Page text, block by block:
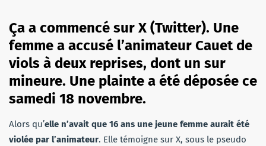
Ça a commencé sur X (Twitter). Une
femme a accusé l’animateur Cauet de
viols à deux reprises, dont un sur
mineure. Une plainte a été déposée ce
samedi 18 novembre.
Alors qu’elle n’avait que 16 ans une jeune femme aurait été
violée par l’animateur. Elle témoigne sur X, sous le pseudo